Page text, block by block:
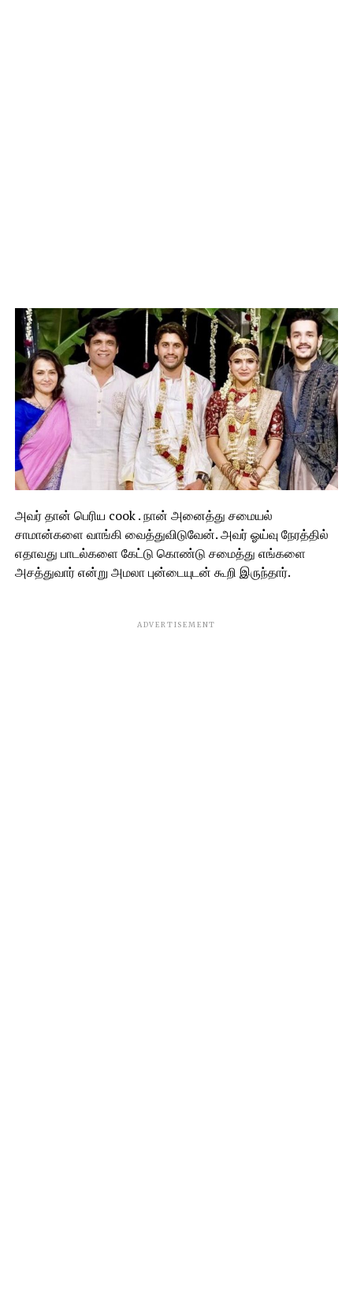
அவர் தான் பெரிய cook . நான் அனைத்து சமையல்
சாமான்களை வாங்கி வைத்துவிடுவேன். அவர் ஓய்வு நேரத்தில்
எதாவது பாடல்களை கேட்டு கொண்டு சமைத்து எங்களை
அசத்துவார் என்று அமலா புன்டையுடன் கூறி இருந்தார்.
ADVERTISEMENT